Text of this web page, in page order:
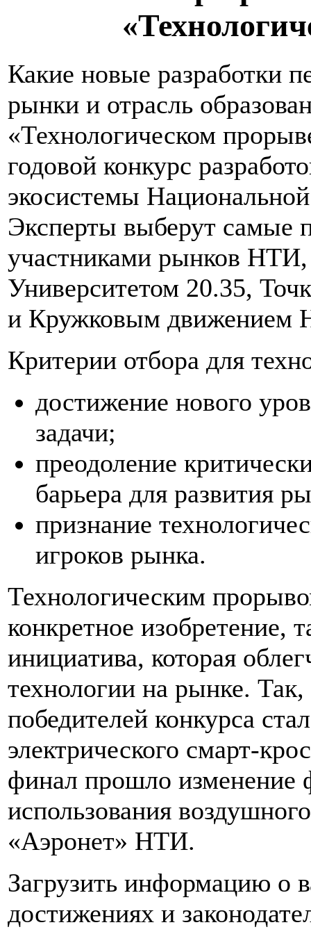
Какие новые разработки
рынки и отрасль
«Технологическом
годовой конкурс
экосистемы
Эксперты выберут самые
участниками рынков
Университетом 20.35,
и Кружковым движением
Критерии отбора для
достижение нового
задачи;
преодоление
барьера для развития
признание
игроков рынка.
Технологическим
конкретное изобретение,
инициатива, которая
технологии на рынке.
победителей конкурса
электрического смарт-
финал прошло изменение
использования
«Аэронет» НТИ.
Загрузить информацию о
достижениях и